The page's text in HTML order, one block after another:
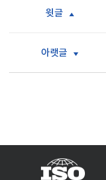
윗글
아랫글